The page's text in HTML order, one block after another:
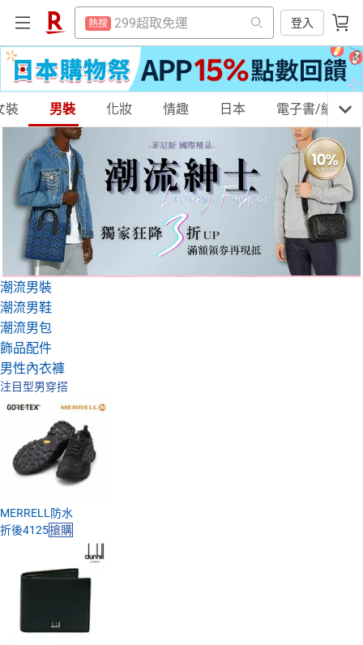
熱搜 防颱專區
熱搜 賺點樂翻天
熱搜 吹風機
微波爐
熱搜 電子閱讀器
熱搜 平板電腦
熱搜 抽7777點
熱門飯店推薦
登入
熱搜 賺點樂翻天
熱搜 吹風機
熱搜 微波爐
熱搜 床架
電子閱讀器
熱搜 平板電腦
熱搜 抽7777點
熱搜 熱門飯店推薦
購物網分類
天天免運 美食蛋糕 養生保健 民生用品
居家生活 3C家電 運動休閒 親子玩具
女裝
日本購物
裝 男裝 化妝 情趣 日本 電子書/紙本書
潮流男裝
潮流男鞋
潮流男包
飾品配件
男性內衣褲
注目型男穿搭
MERRELL防水
折後4125搶購